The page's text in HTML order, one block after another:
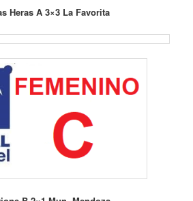
Heras A 3×3 La Favorita